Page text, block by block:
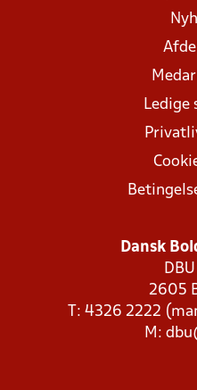
Dansk
2605
T: 4326 2222
M: